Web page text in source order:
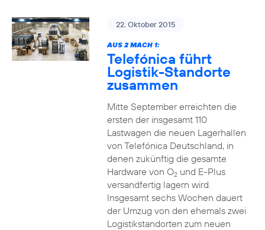
22. Oktober 2015
AUS 2 MACH 1:
Telefónica führt
Logistik-Standorte
zusammen
Mitte September erreichten die
ersten der insgesamt 110
Lastwagen die neuen Lagerhallen
von Telefónica Deutschland, in
denen zukünftig die gesamte
Hardware von O2und E-Plus
versandfertig lagern wird.
Insgesamt sechs Wochen dauert
der Umzug von den ehemals zwei
Logistikstandorten zum neuen